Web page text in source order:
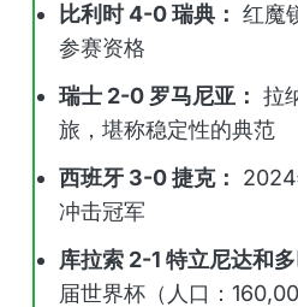
比利时 4-0 瑞典： 红魔
参赛资格
瑞士 2-0 罗马尼亚： 拉
旅，堪称稳定性的典范
西班牙 3-0 捷克：
冲击冠军
库拉索 2-1 特立尼达和多
届世界杯（人口：